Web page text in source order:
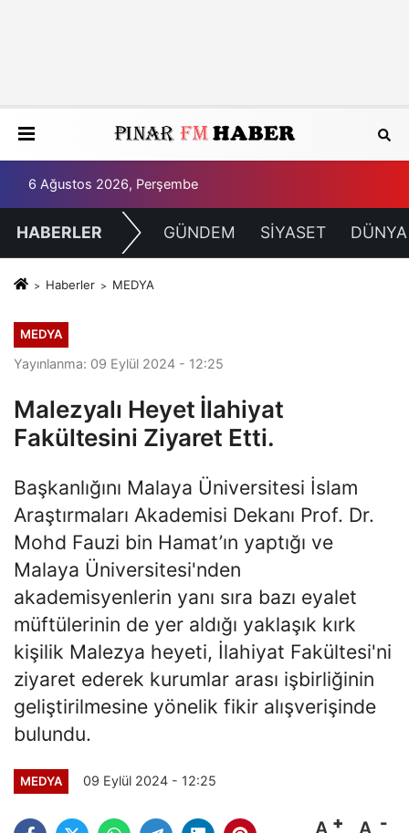
6 Ağustos 2026, Perşembe
HABERLER GÜNDEM SİYASET DÜNYA
Haberler MEDYA
MEDYA
Yayınlanma: 09 Eylül 2024 - 12:25
Malezyalı Heyet İlahiyat
Fakültesini Ziyaret Etti.
Başkanlığını Malaya Üniversitesi İslam
Araştırmaları Akademisi Dekanı Prof. Dr.
Mohd Fauzi bin Hamat’ın yaptığı ve
Malaya Üniversitesi'nden
akademisyenlerin yanı sıra bazı eyalet
müftülerinin de yer aldığı yaklaşık kırk
kişilik Malezya heyeti, İlahiyat Fakültesi'ni
ziyaret ederek kurumlar arası işbirliğinin
geliştirilmesine yönelik fikir alışverişinde
bulundu.
MEDYA 09 Eylül 2024 - 12:25
A A